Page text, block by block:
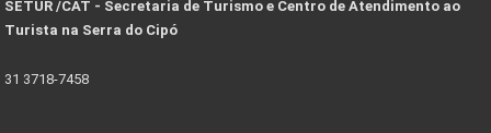
SETUR /CAT - Secretaria de Turismo e Centro de Atendimento ao
Turista na Serra do Cipó
31 3718-7458